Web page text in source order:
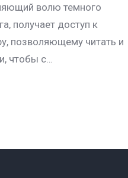
волю темного
получает доступ к
позволяющему читать и
чтобы с…